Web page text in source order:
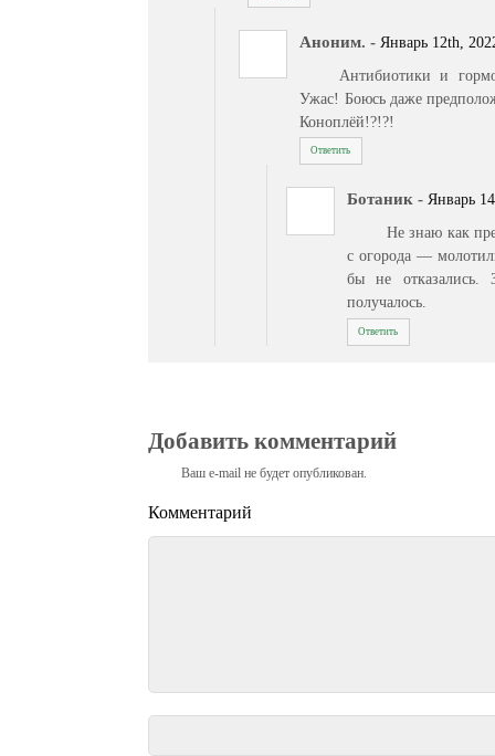
Аноним. - Январь 12th,
Антибиотики и
Ужас! Боюсь даже
Коноплёй!?!?!
Ответить
Ботаник - Январь
Не знаю как
с огорода —
бы не отказались.
получалось.
Ответить
Добавить комментарий
Ваш e-mail не будет опубликован.
Комментарий